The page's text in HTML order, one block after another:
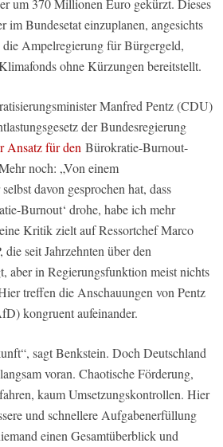
um 370 Millionen Euro gekürzt. Dieses
im Bundesetat einzuplanen, angesichts
Ampelregierung für Bürgergeld,
ohne Kürzungen bereitstellt.
Manfred Pentz (CDU)
der Bundesregierung
Ansatz für den Bürokratie-Burnout-
noch: „Von einem
davon gesprochen hat, dass
Burnout‘ drohe, habe ich mehr
Kritik zielt auf Ressortchef Marco
seit Jahrzehnten über den
aber in Regierungsfunktion meist nichts
treffen die Anschauungen von Pentz
kongruent aufeinander.
sagt Benkstein. Doch Deutschland
voran. Chaotische Förderung,
kaum Umsetzungskontrollen. Hier
und schnellere Aufgabenerfüllung
einen Gesamtüberblick und